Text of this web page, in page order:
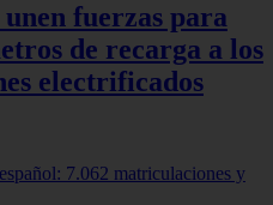
fuerzas para
de recarga a los
electrificados